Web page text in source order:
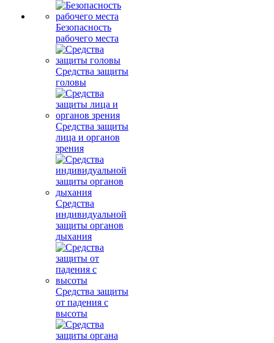
Безопасность
рабочего места
Средства защиты
головы
Средства защиты
лица и органов
зрения
Средства
индивидуальной
защиты органов
дыхания
Средства защиты
от падения с
высоты